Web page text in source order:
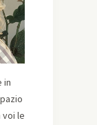
in
le